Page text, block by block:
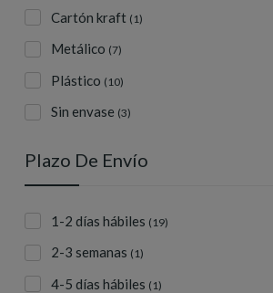
Cartón kraft (1)
Metálico (7)
Plástico (10)
Sin envase (3)
Plazo De Envío
1-2 días hábiles (19)
2-3 semanas (1)
4-5 días hábiles (1)